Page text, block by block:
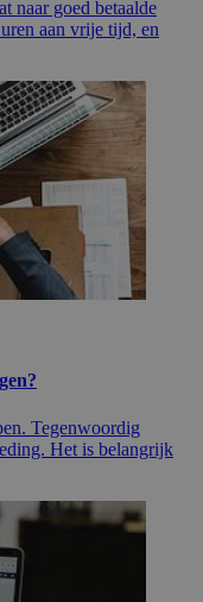
naar goed betaalde
aan vrije tijd, en
Tegenwoordig
Het is belangrijk